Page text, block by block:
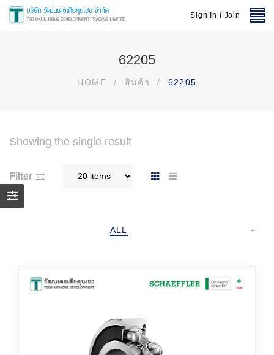
Sign In / Join
62205
HOME / สินค้า / 62205
Showing the single result
Filter
ALL +